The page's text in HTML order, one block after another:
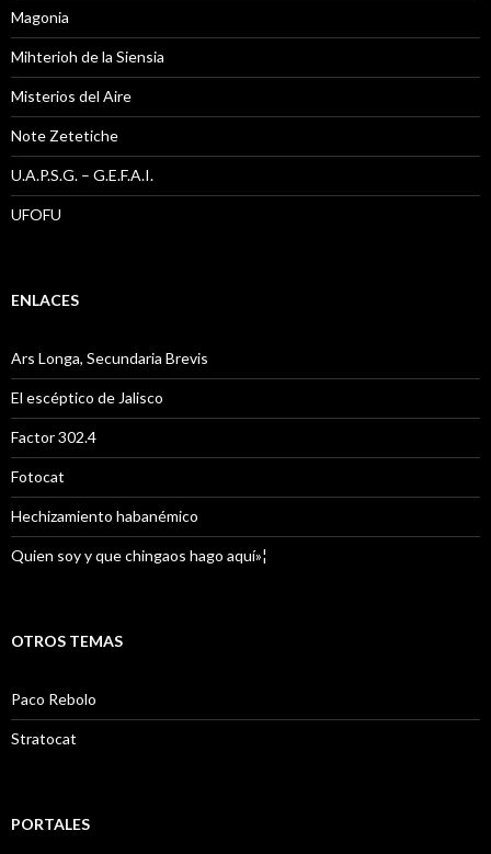
Magonia
Mihterioh de la Siensia
Misterios del Aire
Note Zetetiche
U.A.P.S.G. – G.E.F.A.I.
UFOFU
ENLACES
Ars Longa, Secundaria Brevis
El escéptico de Jalisco
Factor 302.4
Fotocat
Hechizamiento habanémico
Quien soy y que chingaos hago aquí»¦
OTROS TEMAS
Paco Rebolo
Stratocat
PORTALES